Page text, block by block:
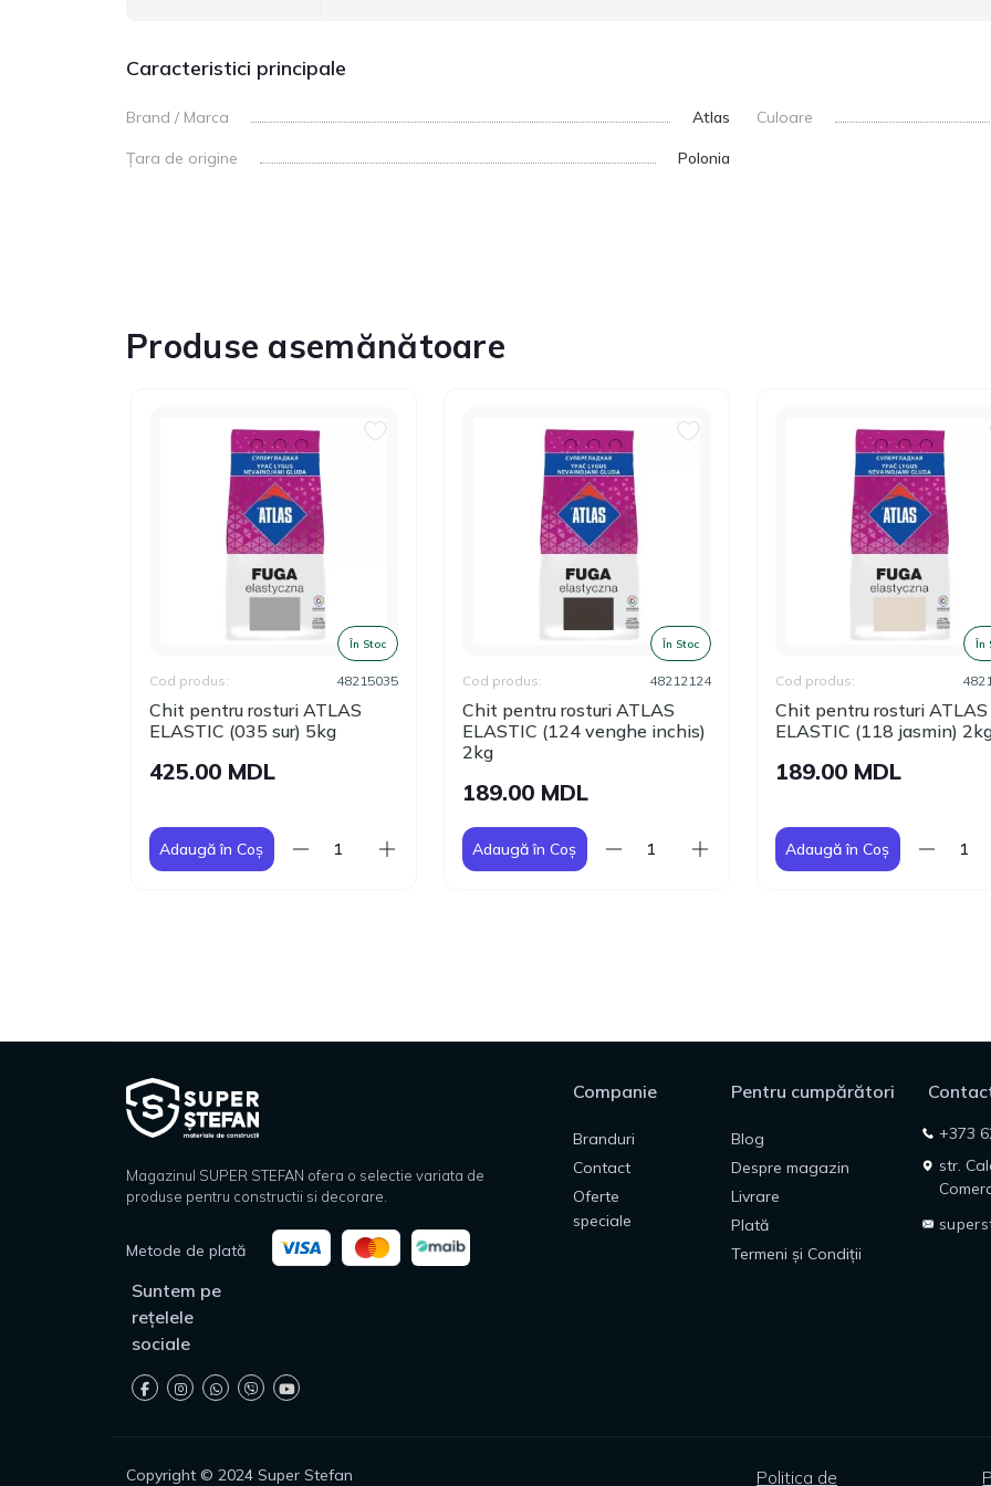
Caracteristici principale
Brand / Marca Atlas
Țara de origine Polonia
Culoare
Produse asemănătoare
În Stoc
Chit pentru rosturi ATLAS
ELASTIC (035 sur) 5kg
Cod produs: 48215035
425.00 MDL
Adaugă în Coș
În Stoc
Chit pentru rosturi ATLAS
ELASTIC (124 venghe inchis)
2kg
Cod produs: 48212124
189.00 MDL
Adaugă în Coș
În
Chit pentru rosturi ATLAS
ELASTIC (118 jasmin)
Cod produs:
189.00 MDL
Adaugă în Coș
Magazinul SUPER STEFAN ofera o selectie variata de
produse pentru constructii si decorare.
Metode de plată
Companie
Branduri
Contact
Oferte
speciale
Pentru cumpărători
Blog
Despre magazin
Livrare
Plată
Termeni și Condiții
+373
str.
Suntem pe
rețelele
sociale
Copyright © 2024 Super Stefan Politica de